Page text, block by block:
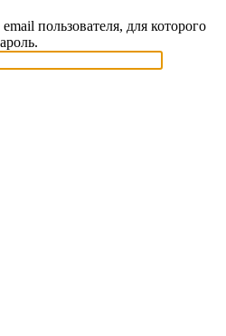
пользователя, для которого